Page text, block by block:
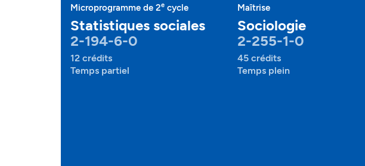
Microprogramme de 2e cycle
Statistiques sociales
2-194-6-0
12 crédits
Temps partiel
Maîtrise
Sociologie
2-255-1-0
45 crédits
Temps plein